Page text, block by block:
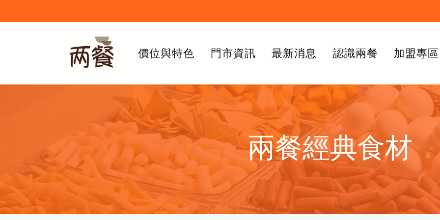
價位與特色 門市資訊 最新消息 認識兩餐 加盟專區
兩餐經典食材